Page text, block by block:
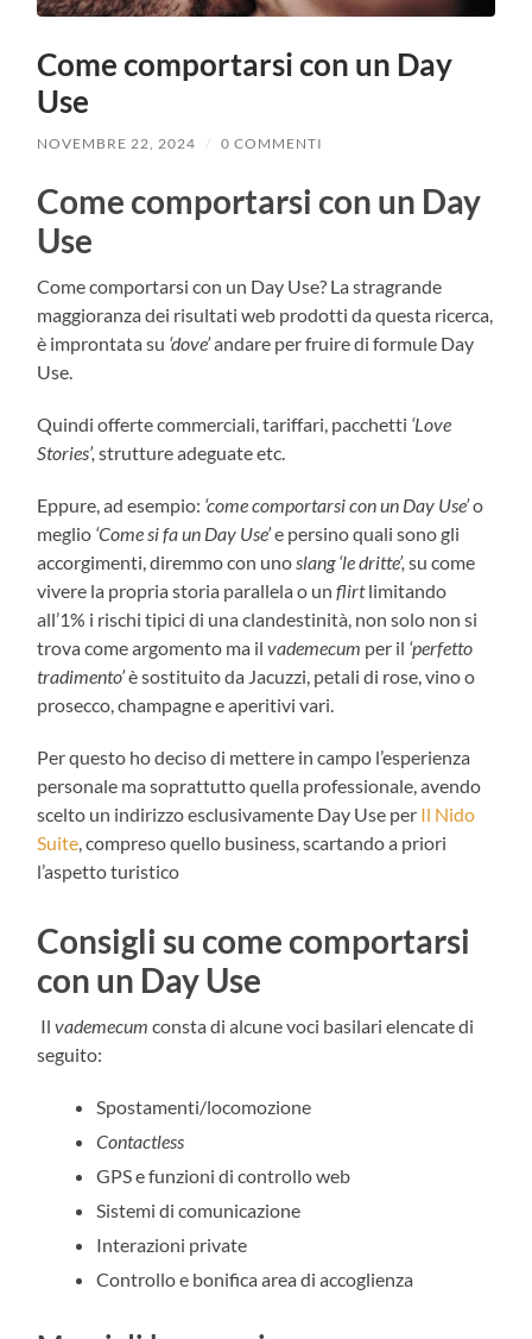
Come comportarsi con un Day
Use
NOVEMBRE 22, 2024 / 0 COMMENTI
Come comportarsi con un Day
Use
Come comportarsi con un Day Use? La stragrande
maggioranza dei risultati web prodotti da questa ricerca,
è improntata su ‘dove’andare per fruire di formule Day
Use.
Quindi offerte commerciali, tariffari, pacchetti ‘Love
Stories’, strutture adeguate etc.
Eppure, ad esempio: ‘come comportarsi con un Day Use’o
meglio ‘Come si fa un Day Use’e persino quali sono gli
accorgimenti, diremmo con uno slang ‘le dritte’, su come
vivere la propria storia parallela o unflirtlimitando
all’1% i rischi tipici di una clandestinità, non solo non si
trova come argomento ma ilvademecum per il ‘perfetto
tradimento’è sostituito da Jacuzzi, petali di rose, vino o
prosecco, champagne e aperitivi vari.
Per questo ho deciso di mettere in campo l’esperienza
personale ma soprattutto quella professionale, avendo
scelto un indirizzo esclusivamente Day Use per Il Nido
Suite , compreso quello business, scartando a priori
l’aspetto turistico
Consigli su come comportarsi
con un Day Use
Ilvademecum consta di alcune voci basilari elencate di
seguito:
Spostamenti/locomozione
Contactless
GPS e funzioni di controllo web
Sistemi di comunicazione
Interazioni private
Controllo e bonifica area di accoglienza